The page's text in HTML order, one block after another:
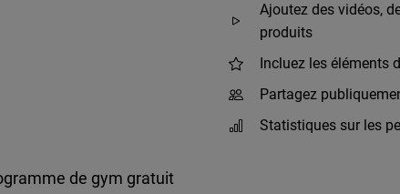
Ajoutez des vidéos,
produits
Incluez les éléments
Partagez
Statistiques sur les
de gym gratuit